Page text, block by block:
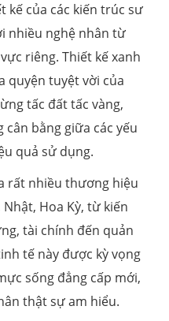
kế của các kiến trúc sư
nhiều nghệ nhân từ
riêng. Thiết kế xanh
quyện tuyệt vời của
tấc đất tấc vàng,
bằng giữa các yếu
quả sử dụng.
rất nhiều thương hiệu
Hoa Kỳ, từ kiến
tài chính đến quản
tế này được kỳ vọng
sống đẳng cấp mới,
thật sự am hiểu.